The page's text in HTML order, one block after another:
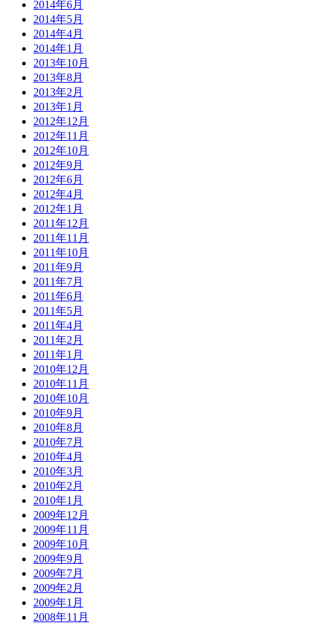
2014年6月
2014年5月
2014年4月
2014年1月
2013年10月
2013年8月
2013年2月
2013年1月
2012年12月
2012年11月
2012年10月
2012年9月
2012年6月
2012年4月
2012年1月
2011年12月
2011年11月
2011年10月
2011年9月
2011年7月
2011年6月
2011年5月
2011年4月
2011年2月
2011年1月
2010年12月
2010年11月
2010年10月
2010年9月
2010年8月
2010年7月
2010年4月
2010年3月
2010年2月
2010年1月
2009年12月
2009年11月
2009年10月
2009年9月
2009年7月
2009年2月
2009年1月
2008年11月